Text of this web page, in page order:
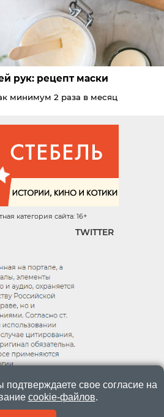
рук: рецепт маски
минимум 2 раза в месяц
категория сайта: 16+
TWITTER
подтверждаете свое согласие на
cookie-файлов.